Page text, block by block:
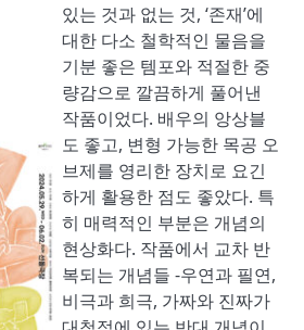
있는 것과 없는 것, ‘존재’에
대한 다소 철학적인 물음을
기분 좋은 템포와 적절한 중
량감으로 깔끔하게 풀어낸
작품이었다. 배우의 앙상블
도 좋고, 변형 가능한 목공 오
브제를 영리한 장치로 요긴
하게 활용한 점도 좋았다. 특
히 매력적인 부분은 개념의
현상화다. 작품에서 교차 반
복되는 개념들 -우연과 필연,
비극과 희극, 가짜와 진짜가